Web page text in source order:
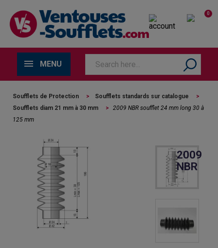
0
MENU
Soufflets de Protection > Soufflets standards sur catalogue
>
Soufflets diam 21 mm à 30 mm
>
2009 NBR soufflet 24 mm long 30 à
125 mm
2009
NBR